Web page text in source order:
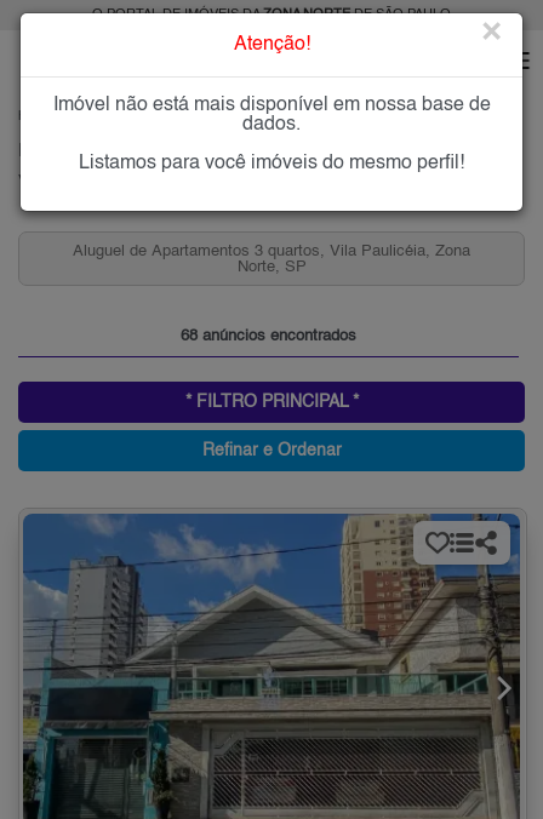
O PORTAL DE IMÓVEIS DAZONA NORTEDE SÃO PAULO
VILA PAULICÉIA
Vila Paulicéia, Zona Norte
Aluguel de Apartamentos 3 quartos, Vila Paulicéia, Zona
Norte, SP
68 anúncios encontrados
* FILTRO PRINCIPAL *
Refinar e Ordenar
Atenção! ×
Imóvel não está mais disponível em nossa base de
dados.
Listamos para você imóveis do mesmo perfil!